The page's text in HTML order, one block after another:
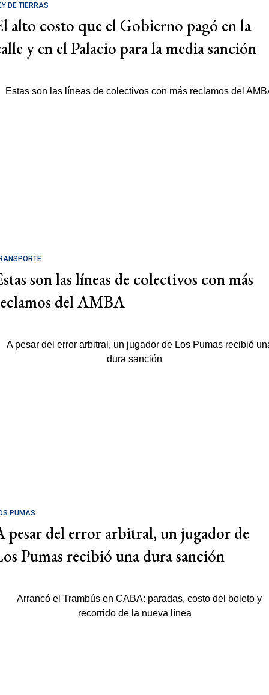
DE TIERRAS
alto costo que el Gobierno pagó en la
y en el Palacio para la media sanción
son las líneas de colectivos con más
del AMBA
PUMAS
pesar del error arbitral, un jugador de
Pumas recibió una dura sanción